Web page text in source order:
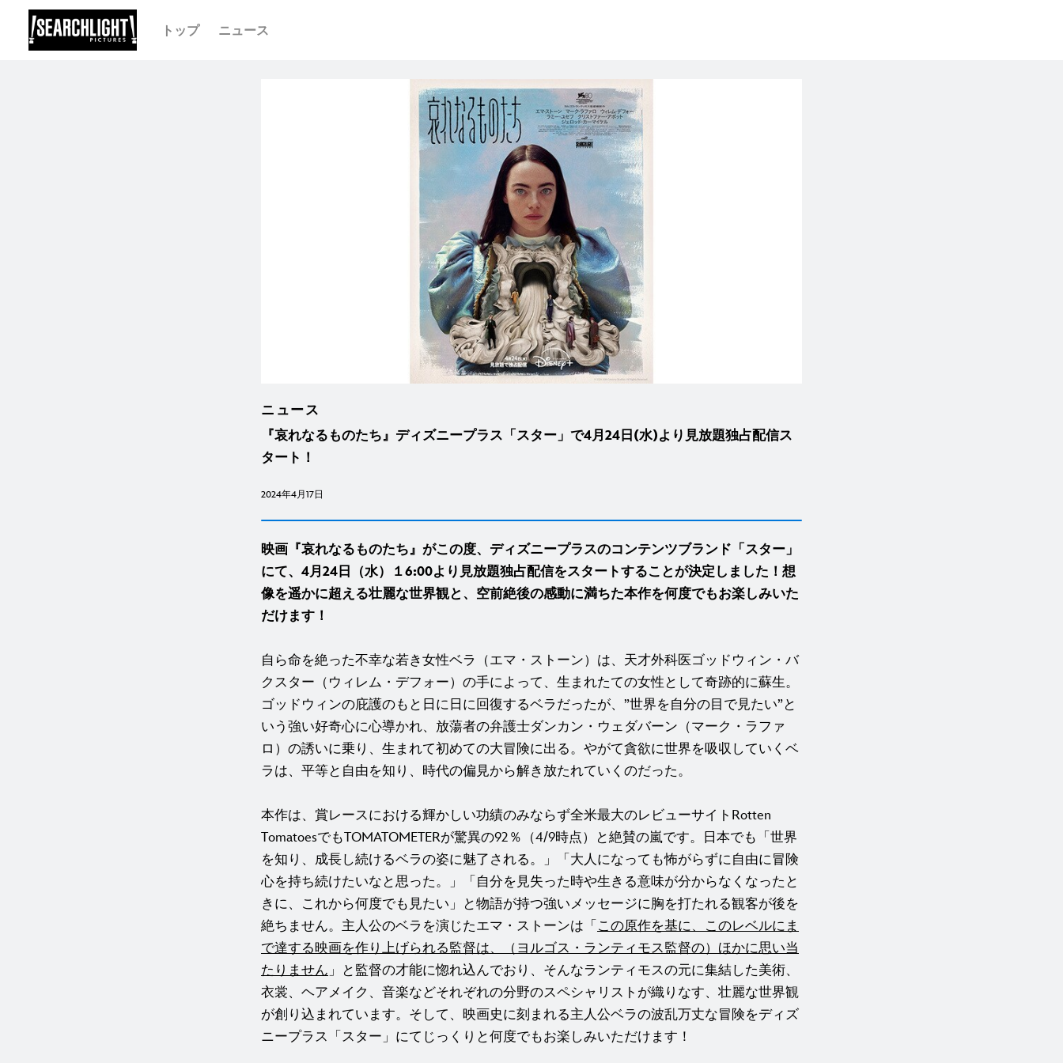
トップ ニュース
ニュース
『哀れなるものたち』ディズニープラス「スター」で4月24日(水)より見放題独占配信ス
タート！
2024年4月17日
映画『哀れなるものたち』がこの度、ディズニープラスのコンテンツブランド「スター」
にて、4月24日（水）１6:00より見放題独占配信をスタートすることが決定しました！想
像を遥かに超える壮麗な世界観と、空前絶後の感動に満ちた本作を何度でもお楽しみいた
だけます！
自ら命を絶った不幸な若き女性ベラ（エマ・ストーン）は、天才外科医ゴッドウィン・バ
クスター（ウィレム・デフォー）の手によって、生まれたての女性として奇跡的に蘇生。
ゴッドウィンの庇護のもと日に日に回復するベラだったが、”世界を自分の目で見たい”と
いう強い好奇心に心導かれ、放蕩者の弁護士ダンカン・ウェダバーン（マーク・ラファ
ロ）の誘いに乗り、生まれて初めての大冒険に出る。やがて貪欲に世界を吸収していくベ
ラは、平等と自由を知り、時代の偏見から解き放たれていくのだった。
本作は、賞レースにおける輝かしい功績のみならず全米最大のレビューサイトRotten
TomatoesでもTOMATOMETERが驚異の92％（4/9時点）と絶賛の嵐です。日本でも「世界
を知り、成長し続けるベラの姿に魅了される。」「大人になっても怖がらずに自由に冒険
心を持ち続けたいなと思った。」「自分を見失った時や生きる意味が分からなくなったと
きに、これから何度でも見たい」と物語が持つ強いメッセージに胸を打たれる観客が後を
絶ちません。主人公のベラを演じたエマ・ストーンは「 この原作を基に、このレベルにま
で達する映画を作り上げられる監督は、（ヨルゴス・ランティモス監督の）ほかに思い当
たりません 」と監督の才能に惚れ込んでおり、そんなランティモスの元に集結した美術、
衣裳、ヘアメイク、音楽などそれぞれの分野のスペシャリストが織りなす、壮麗な世界観
が創り込まれています。そして、映画史に刻まれる主人公ベラの波乱万丈な冒険をディズ
ニープラス「スター」にてじっくりと何度でもお楽しみいただけます！